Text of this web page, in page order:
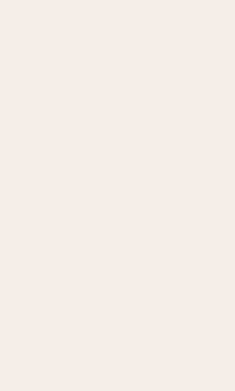
tenue naturelle et une
panthénol maintient